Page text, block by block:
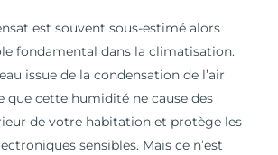
est souvent sous-estimé alors
fondamental dans la climatisation.
issue de la condensation de l’air
que cette humidité ne cause des
de votre habitation et protège les
sensibles. Mais ce n’est